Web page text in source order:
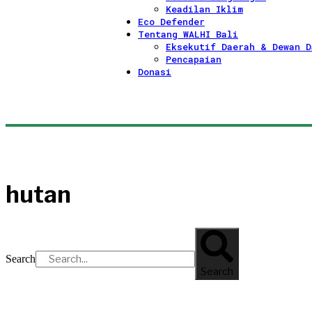
Keadilan Iklim
Eco Defender
Tentang WALHI Bali
Eksekutif Daerah & Dewan
Pencapaian
Donasi
hutan
Search
Search